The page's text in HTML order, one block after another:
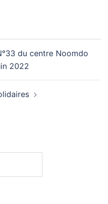
du centre Noomdo
2022